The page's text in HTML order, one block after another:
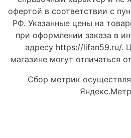
офертой в соответствии с
РФ. Указанные цены на
при оформлении заказа в
адресу https://lifan59.ru/.
магазине могут отличаться
Сбор метрик